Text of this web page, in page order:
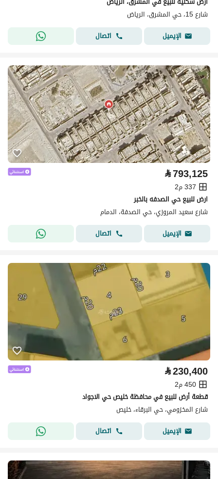
شارع 15، حي المشرق، الرياض
الإيميل
اتصال
⃁793,125
337 م2
ارض للبيع حي الصدفه بالخبر
شارع سعيد المروزي، حي الصدفة، الدمام
الإيميل
اتصال
⃁230,400
450 م2
قطعة أرض للبيع في محافظة خليص حي الاجواد
شارع المخزومي، حي البرقاء، خليص
الإيميل
اتصال